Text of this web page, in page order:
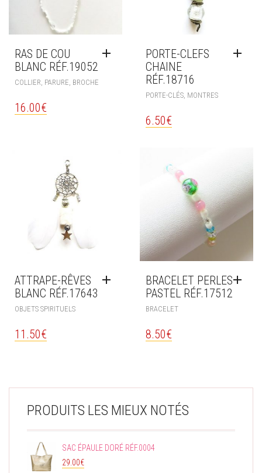
RAS DE COU
BLANC RÉF.19052
COLLIER, PARURE, BROCHE
16.00€
PORTE-CLEFS
CHAINE
RÉF.18716
PORTE-CLÉS, MONTRES
6.50€
ATTRAPE-RÊVES
BLANC RÉF.17643
OBJETS SPIRITUELS
11.50€
BRACELET PERLES
PASTEL RÉF.17512
BRACELET
8.50€
PRODUITS LES MIEUX NOTÉS
SAC ÉPAULE DORÉ RÉF.0004
29.00€